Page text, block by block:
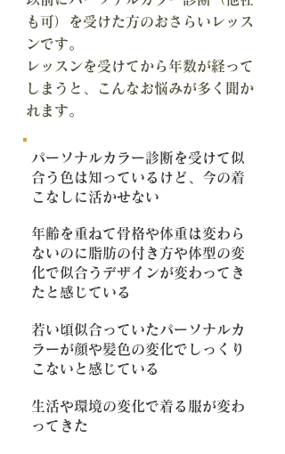
も可）を受けた方のおさらいレッス
ンです。
レッスンを受けてから年数が経って
しまうと、こんなお悩みが多く聞か
れます。
パーソナルカラー診断を受けて似
合う色は知っているけど、今の着
こなしに活かせない
年齢を重ねて骨格や体重は変わら
ないのに脂肪の付き方や体型の変
化で似合うデザインが変わってき
たと感じている
若い頃似合っていたパーソナルカ
ラーが顔や髪色の変化でしっくり
こないと感じている
生活や環境の変化で着る服が変わ
ってきた